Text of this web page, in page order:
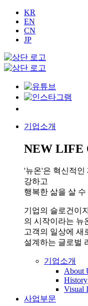
KR
EN
CN
JP
기업소개
NEW LIFE
'뉴온'은 혁신적인
강하고
행복한 삶을 살
기업의 슬로건이
의 시작이라는 뉴
고객의 일상에 새
설계하는 글로벌
기업소개
About
History
Visual
사업부문